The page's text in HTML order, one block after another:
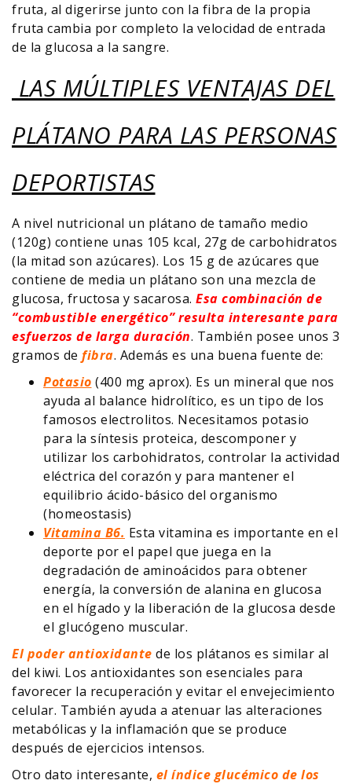
fruta, al digerirse junto con la fibra de la propia
fruta cambia por completo la velocidad de entrada
de la glucosa a la sangre.
LAS MÚLTIPLES VENTAJAS DEL
PLÁTANO PARA LAS PERSONAS
DEPORTISTAS
A nivel nutricional un plátano de tamaño medio
(120g) contiene unas 105 kcal, 27g de carbohidratos
(la mitad son azúcares). Los 15 g de azúcares que
contiene de media un plátano son una mezcla de
glucosa, fructosa y sacarosa. Esa combinación de
“combustible energético” resulta interesante para
esfuerzos de larga duración. También posee unos 3
gramos de fibra. Además es una buena fuente de:
Potasio (400 mg aprox). Es un mineral que nos
ayuda al balance hidrolítico, es un tipo de los
famosos electrolitos. Necesitamos potasio
para la síntesis proteica, descomponer y
utilizar los carbohidratos, controlar la actividad
eléctrica del corazón y para mantener el
equilibrio ácido-básico del organismo
(homeostasis)
Vitamina B6. Esta vitamina es importante en el
deporte por el papel que juega en la
degradación de aminoácidos para obtener
energía, la conversión de alanina en glucosa
en el hígado y la liberación de la glucosa desde
el glucógeno muscular.
El poder antioxidante de los plátanos es similar al
del kiwi. Los antioxidantes son esenciales para
favorecer la recuperación y evitar el envejecimiento
celular. También ayuda a atenuar las alteraciones
metabólicas y la inflamación que se produce
después de ejercicios intensos.
Otro dato interesante, el índice glucémico de los